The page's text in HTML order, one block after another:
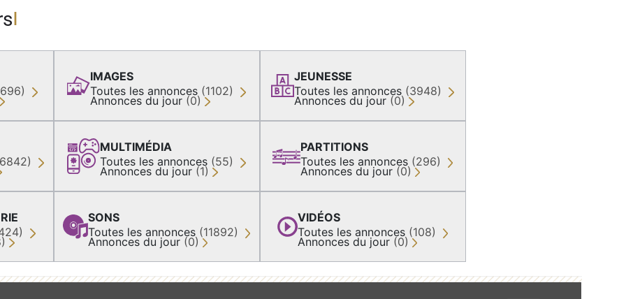
IMAGES
Toutes les annonces (1102)
Annonces du jour (0)
MULTIMÉDIA
Toutes les annonces (55)
Annonces du jour (1)
SONS
Toutes les annonces (11892)
Annonces du jour (0)
JEUNESSE
Toutes les annonces (3948)
Annonces du jour (0)
PARTITIONS
Toutes les annonces (296)
Annonces du jour (0)
VIDÉOS
Toutes les annonces (108)
Annonces du jour (0)